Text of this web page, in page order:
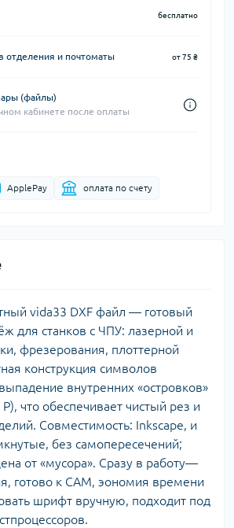
бесплатно
отделения и почтоматы от 75 ₴
(файлы)
кабинете после оплаты
ApplePay оплата по счету
vida33 DXF файл — готовый
для станков с ЧПУ: лазерной и
фрезерования, плоттерной
конструкция символов
внутренних «островков»
что обеспечивает чистый рез и
Совместимость: Inkscape, и
без самопересечений;
от «мусора». Сразу в работу—
готово к CAM, эономия времени
шрифт вручную, подходит под